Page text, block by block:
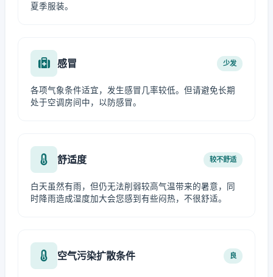
夏季服装。
感冒 少发
各项气象条件适宜，发生感冒几率较低。但请避免长期
处于空调房间中，以防感冒。
舒适度 较不舒适
白天虽然有雨，但仍无法削弱较高气温带来的暑意，同
时降雨造成湿度加大会您感到有些闷热，不很舒适。
空气污染扩散条件 良